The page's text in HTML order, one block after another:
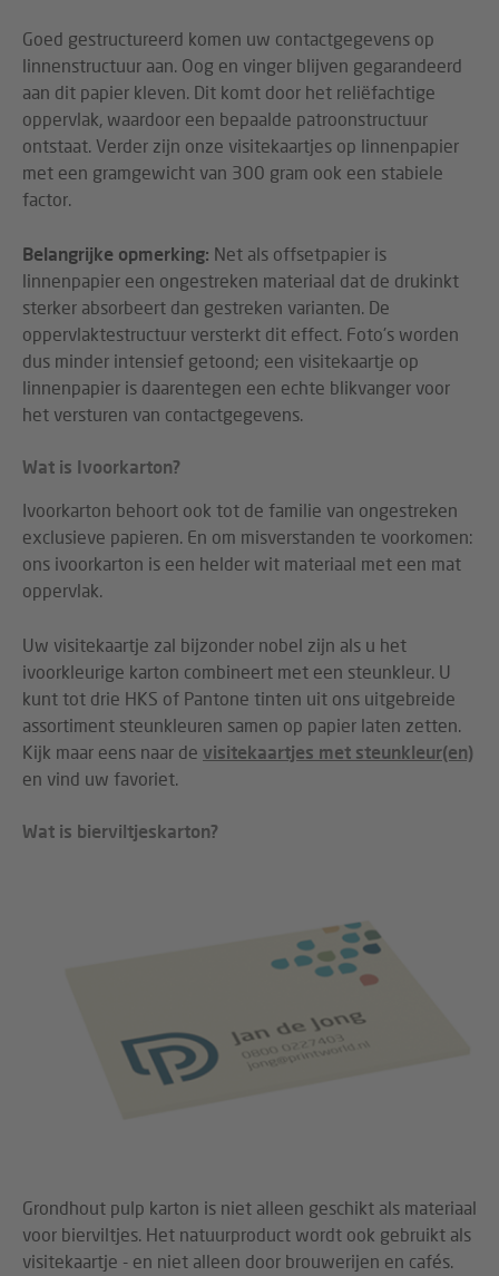
Goed gestructureerd komen uw contactgegevens op
linnenstructuur aan. Oog en vinger blijven gegarandeerd
aan dit papier kleven. Dit komt door het reliëfachtige
oppervlak, waardoor een bepaalde patroonstructuur
ontstaat. Verder zijn onze visitekaartjes op linnenpapier
met een gramgewicht van 300 gram ook een stabiele
factor.
Belangrijke opmerking: Net als offsetpapier is
linnenpapier een ongestreken materiaal dat de drukinkt
sterker absorbeert dan gestreken varianten. De
oppervlaktestructuur versterkt dit effect. Foto's worden
dus minder intensief getoond; een visitekaartje op
linnenpapier is daarentegen een echte blikvanger voor
het versturen van contactgegevens.
Wat is Ivoorkarton?
Ivoorkarton behoort ook tot de familie van ongestreken
exclusieve papieren. En om misverstanden te voorkomen:
ons ivoorkarton is een helder wit materiaal met een mat
oppervlak.
Uw visitekaartje zal bijzonder nobel zijn als u het
ivoorkleurige karton combineert met een steunkleur. U
kunt tot drie HKS of Pantone tinten uit ons uitgebreide
assortiment steunkleuren samen op papier laten zetten.
Kijk maar eens naar de visitekaartjes met steunkleur(en)
en vind uw favoriet.
Wat is bierviltjeskarton?
Grondhout pulp karton is niet alleen geschikt als materiaal
voor bierviltjes. Het natuurproduct wordt ook gebruikt als
visitekaartje - en niet alleen door brouwerijen en cafés.